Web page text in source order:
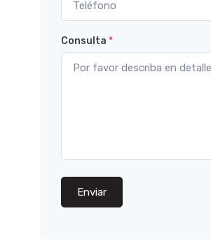
Consulta *
Enviar